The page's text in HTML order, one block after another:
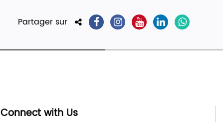
Partager sur
Connect with Us